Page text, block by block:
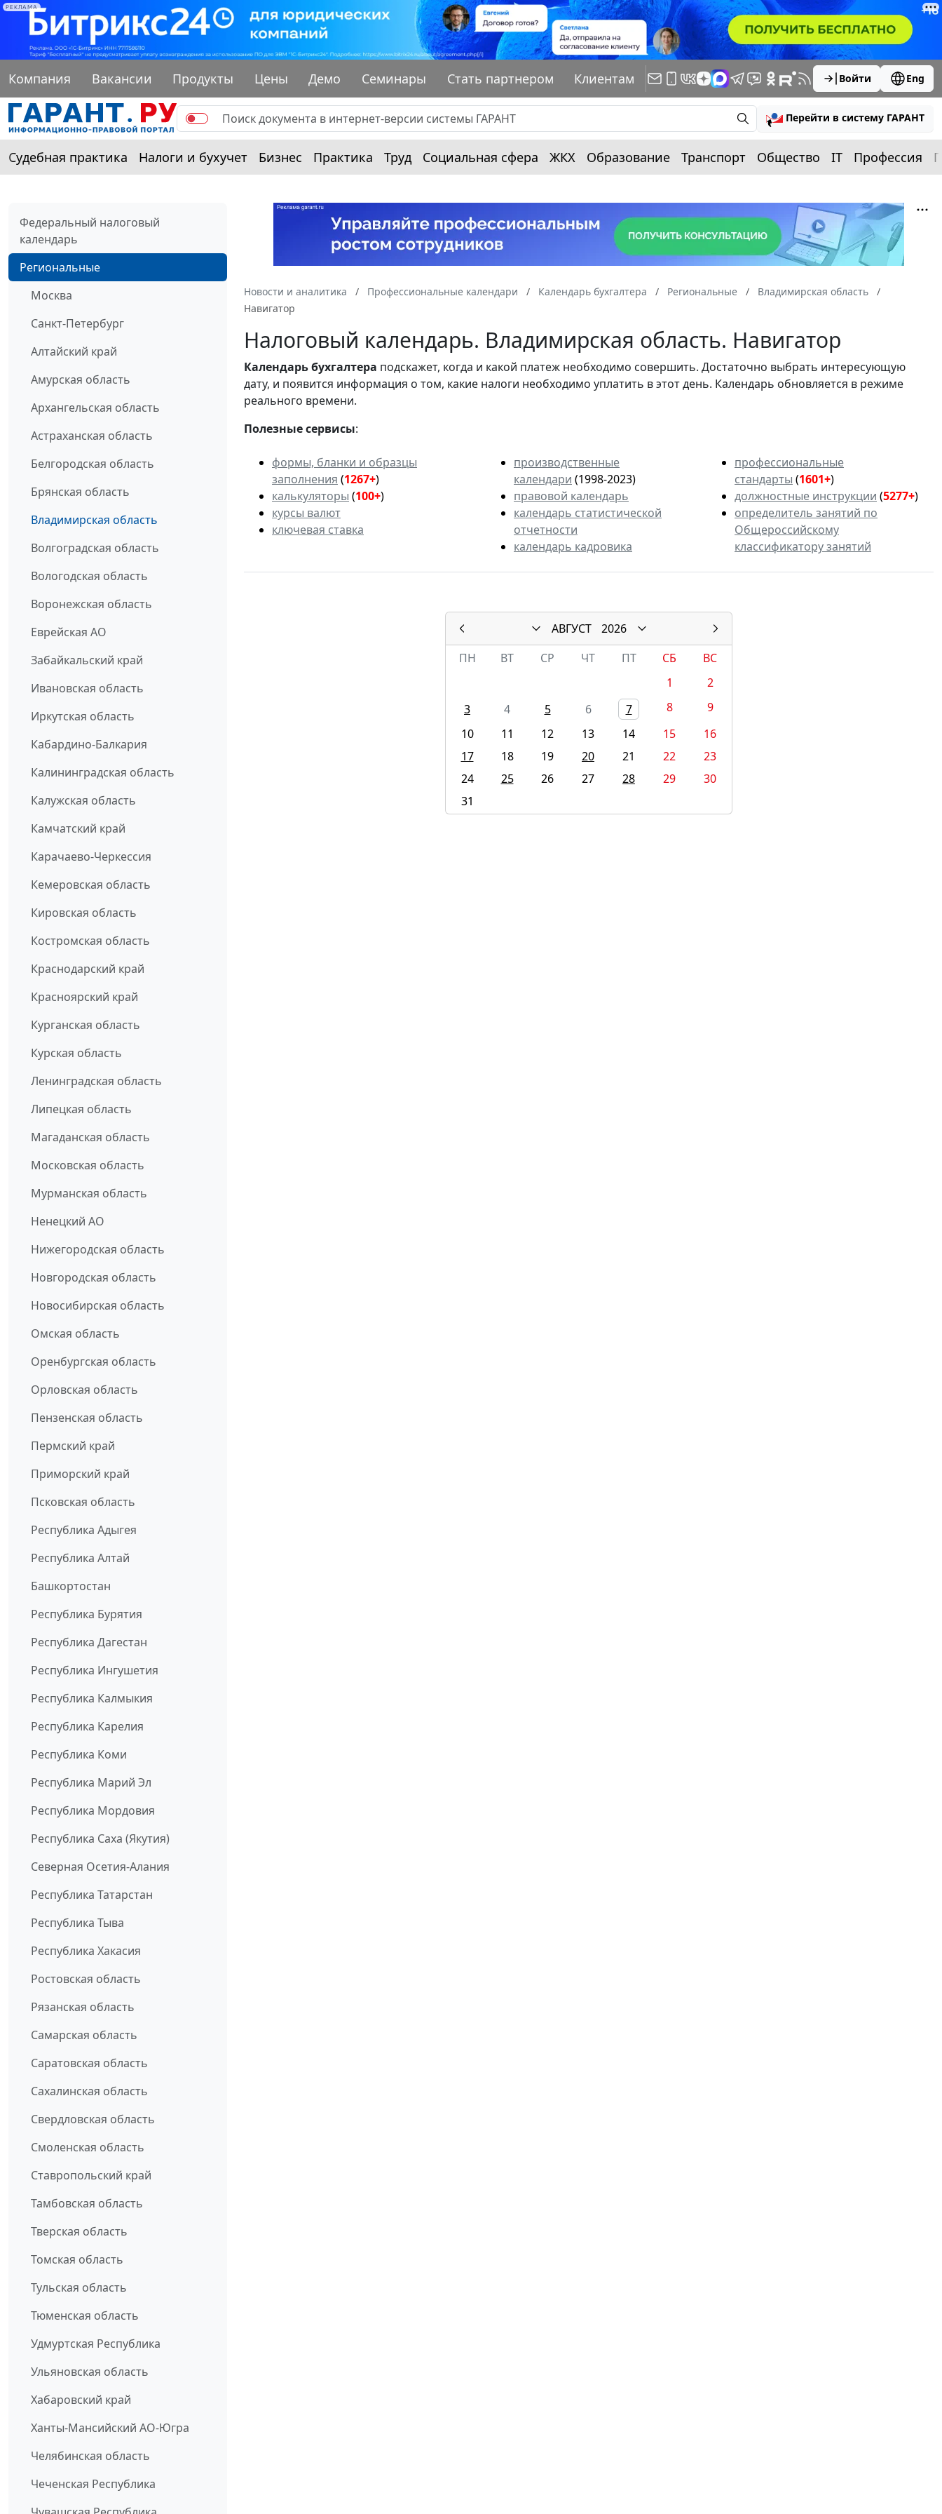
РЕКЛАМА
Компания Вакансии Продукты Цены Демо Семинары Стать партнером Клиентам Войти Eng
Перейти в систему ГАРАНТ
Судебная практика Налоги и бухучет Бизнес Практика Труд Социальная сфера ЖКХ Образование Транспорт Общество IT Профессия
Федеральный налоговый
календарь
Региональные
Москва
Санкт-Петербург
Алтайский край
Амурская область
Архангельская область
Астраханская область
Белгородская область
Брянская область
Владимирская область
Волгоградская область
Вологодская область
Воронежская область
Еврейская АО
Забайкальский край
Ивановская область
Иркутская область
Кабардино-Балкария
Калининградская область
Калужская область
Камчатский край
Карачаево-Черкессия
Кемеровская область
Кировская область
Костромская область
Краснодарский край
Красноярский край
Курганская область
Курская область
Ленинградская область
Липецкая область
Магаданская область
Московская область
Мурманская область
Ненецкий АО
Нижегородская область
Новгородская область
Новосибирская область
Омская область
Оренбургская область
Орловская область
Пензенская область
Пермский край
Приморский край
Псковская область
Республика Адыгея
Республика Алтай
Башкортостан
Республика Бурятия
Республика Дагестан
Республика Ингушетия
Республика Калмыкия
Республика Карелия
Республика Коми
Республика Марий Эл
Республика Мордовия
Республика Саха (Якутия)
Северная Осетия-Алания
Республика Татарстан
Республика Тыва
Республика Хакасия
Ростовская область
Рязанская область
Самарская область
Саратовская область
Сахалинская область
Свердловская область
Смоленская область
Ставропольский край
Тамбовская область
Тверская область
Томская область
Тульская область
Тюменская область
Удмуртская Республика
Ульяновская область
Хабаровский край
Ханты-Мансийский АО-Югра
Челябинская область
Чеченская Республика
Новости и аналитика Профессиональные календари Календарь бухгалтера Региональные
Владимирская область
Навигатор
Налоговый календарь. Владимирская область. Навигатор
Календарьбухгалтера подскажет, когда и какой платеж необходимо совершить. Достаточно выбрать интересующую
дату, и появится информация о том, какие налоги необходимо уплатить в этот день. Календарь обновляется в режиме
реального времени.
Полезные сервисы:
формы, бланки и образцы
заполнения (1267+)
калькуляторы (100+)
курсы валют
ключевая ставка
производственные
календари (1998-2023)
правовой календарь
календарь статистической
отчетности
календарь кадровика
профессиональные
стандарты (1601+)
должностные инструкции (5277+)
определитель занятий по
Общероссийскому
классификатору занятий
АВГУСТ
2026
ПН
ВТ СР ЧТ ПТ СБ
ВС
1
2
3
4 5 6 7 8
9
10
11 12 13 14 15
16
17
18 19 20 21 22
23
24
25 26 27 28 29
30
31